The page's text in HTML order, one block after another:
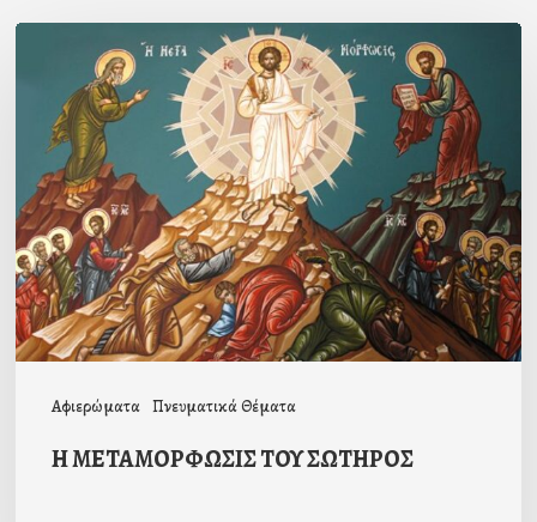
Αφιερώματα Πνευματικά Θέματα
ΜΕΤΑΜΟΡΦΩΣΙΣ
ΤΟΥ
ΣΩΤΗΡΟΣ
Η ΜΕΤΑΜΟΡΦΩΣΙΣ ΤΟΥ ΣΩΤΗΡΟΣ